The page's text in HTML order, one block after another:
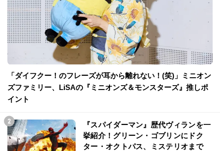
「ダイフクー！のフレーズが耳から離れない！(笑)」ミニオン
ズファミリー、LiSAの『ミニオンズ＆モンスターズ』推しポ
イント
『スパイダーマン』歴代ヴィランを一
挙紹介！グリーン・ゴブリンにドク
ター・オクトパス、ミステリオまで